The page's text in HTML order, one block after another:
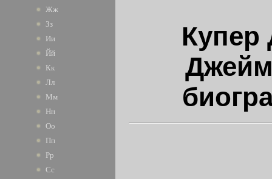
Жж
Зз
Ии
Йй
Кк
Лл
Мм
Нн
Оо
Пп
Рр
Сс